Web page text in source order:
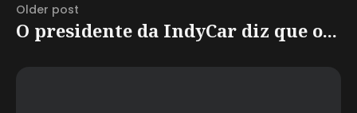
Older post
O presidente da IndyCar diz que o...